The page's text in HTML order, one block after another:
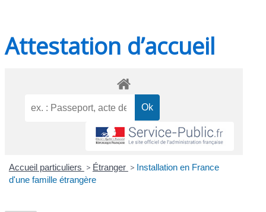
Attestation d’accueil
Accueil particuliers > Étranger > Installation en France
d'une famille étrangère